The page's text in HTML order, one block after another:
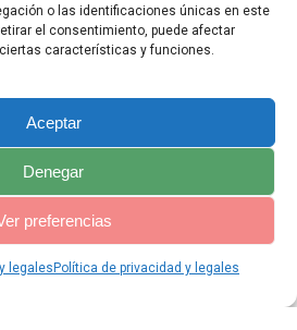
o las identificaciones únicas en este
el consentimiento, puede afectar
características y funciones.
Aceptar
Denegar
preferencias
legales Política de privacidad y legales
Capítulo Siguiente